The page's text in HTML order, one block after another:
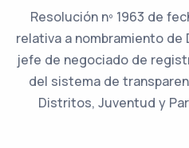
Resolución nº 1963 de
relativa a nombramiento de
jefe de negociado de
del sistema de
Distritos, Juventud y